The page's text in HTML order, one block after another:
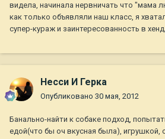
видела, начинала нервничать что "мама
как только объявляли наш класс, я
супер-кураж и заинтересованность в
Несси И Герка
Опубликовано 30 мая, 2012
Банально-найти к собаке подход,
едой(что бы оч вкусная была),